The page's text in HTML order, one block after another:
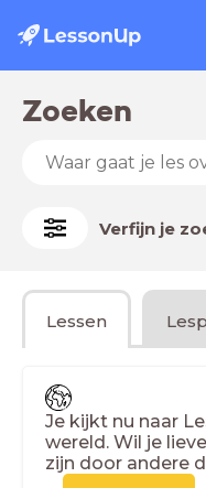
Zoeken
Verfijn je
Lessen
Je kijkt nu naar
wereld. Wil je
zijn door andere